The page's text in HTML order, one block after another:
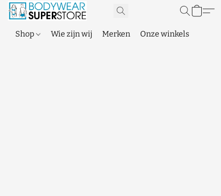
Shop Wie zijn wij Merken Onze winkels